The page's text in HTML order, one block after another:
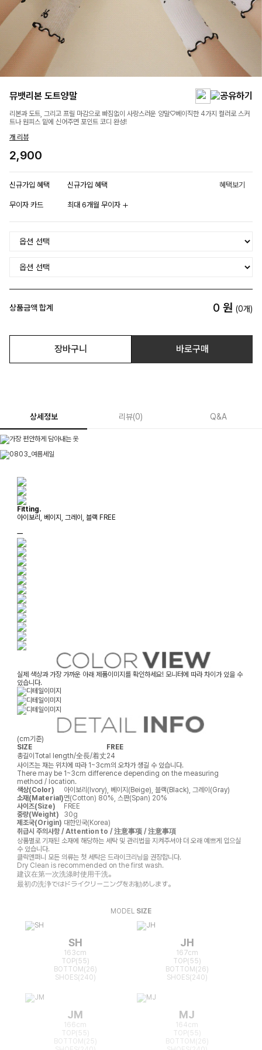
뮤뱃리본 도트양말
리본과 도트, 그리고 프릴 마감으로 빠짐없이 사랑스러운 양말♡베이직한 4가지 컬러로 스커
트나 원피스 밑에 신어주면 포인트 코디 완성!
개 리뷰
2,900
신규가입 혜택 신규가입 혜택 혜택보기
무이자 카드 최대 6개월 무이자
상품금액 합계 0 원 (0개)
장바구니 바로구매
상세정보 리뷰(0) Q&A
Fitting.
아이보리, 베이지, 그레이, 블랙 FREE
ㅡ
실제 색상과 가장 가까운 아래 제품이미지를 확인하세요! 모니터에 따라 차이가 있을 수
있습니다.
(cm기준)
SIZE
FREE
총길이Total length/全長/着丈24
사이즈는 재는 위치에 따라 1~3cm의 오차가 생길 수 있습니다.
There may be 1~3cm difference depending on the measuring
method / location.
색상(Color)
아이보리(Ivory), 베이지(Beige), 블랙(Black), 그레이(Gray)
소재(Material)면(Cotton) 80%, 스판(Span) 20%
사이즈(Size)
FREE
중량(Weight)
30g
제조국(Origin) 대한민국(Korea)
취급시 주의사항 / Attention to / 注意事项 / 注意事項
상품별로 기재된 소재에 해당하는 세탁 및 관리법을 지켜주셔야 더 오래 예쁘게 입으실
수 있습니다.
클릭앤퍼니 모든 의류는 첫 세탁은 드라이크리닝을 권장합니다.
Dry Clean is recommended on the first wash.
建议在第一次洗涤时使用干洗。
最初の洗浄ではドライクリーニングをお勧めします。
MODEL SIZE
SH
163cm
TOP(55)
BOTTOM(26)
SHOES(240)
JH
167cm
TOP(55)
BOTTOM(26)
SHOES(240)
JM
166cm
TOP(55)
BOTTOM(25)
MJ
164cm
TOP(55)
BOTTOM(26)